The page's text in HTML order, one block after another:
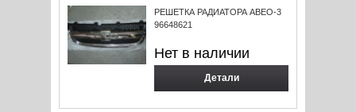
РЕШЕТКА РАДИАТОРА АВЕО-3
96648621
Нет в наличии
Детали